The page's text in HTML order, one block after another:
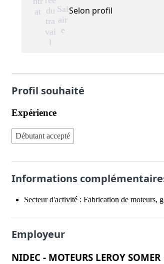
at du
tra
vai
l
Sal
air
e
Selon profil
Profil souhaité
Expérience
Débutant accepté
Informations
Secteur d'activité : Fabrication de moteurs,
Employeur
NIDEC - MOTEURS LEROY SOMER